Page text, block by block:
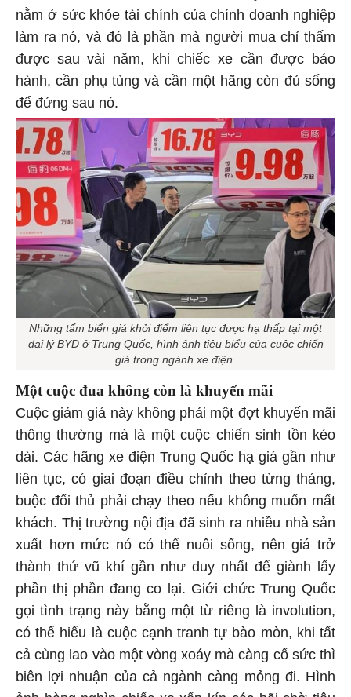
nằm ở sức khỏe tài chính của chính doanh nghiệp
làm ra nó, và đó là phần mà người mua chỉ thấm
được sau vài năm, khi chiếc xe cần được bảo
hành, cần phụ tùng và cần một hãng còn đủ sống
để đứng sau nó.
Những tấm biển giá khởi điểm liên tục được hạ thấp tại một
đại lý BYD ở Trung Quốc, hình ảnh tiêu biểu của cuộc chiến
giá trong ngành xe điện.
Một cuộc đua không còn là khuyến mãi
Cuộc giảm giá này không phải một đợt khuyến mãi
thông thường mà là một cuộc chiến sinh tồn kéo
dài. Các hãng xe điện Trung Quốc hạ giá gần như
liên tục, có giai đoạn điều chỉnh theo từng tháng,
buộc đối thủ phải chạy theo nếu không muốn mất
khách. Thị trường nội địa đã sinh ra nhiều nhà sản
xuất hơn mức nó có thể nuôi sống, nên giá trở
thành thứ vũ khí gần như duy nhất để giành lấy
phần thị phần đang co lại. Giới chức Trung Quốc
gọi tình trạng này bằng một từ riêng là involution,
có thể hiểu là cuộc cạnh tranh tự bào mòn, khi tất
cả cùng lao vào một vòng xoáy mà càng cố sức thì
biên lợi nhuận của cả ngành càng mỏng đi. Hình